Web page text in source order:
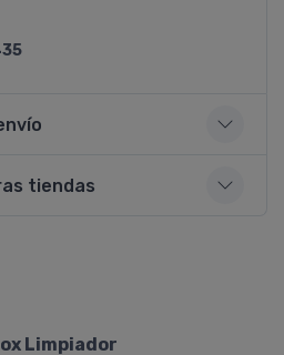
tiendas
Limpiador